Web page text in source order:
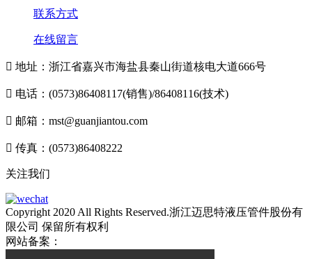
联系方式
在线留言
 地址：浙江省嘉兴市海盐县秦山街道核电大道666号
 电话：(0573)86408117(销售)/86408116(技术)
 邮箱：mst@guanjiantou.com
 传真：(0573)86408222
关注我们
Copyright 2020 All Rights Reserved.浙江迈思特液压管件股份有
限公司 保留所有权利
网站备案：